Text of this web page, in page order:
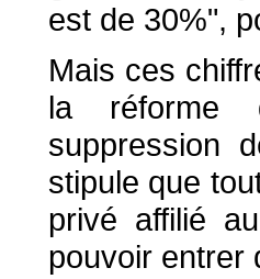
est de 30%",
Mais ces
la réforme
suppression
stipule que
privé affilié
pouvoir entrer